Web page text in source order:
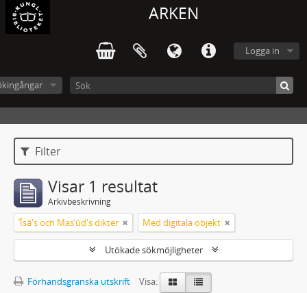
ARKEN
Logga in
Filter
Visar 1 resultat
Arkivbeskrivning
ʼĪsā's och Masʼūd's dikter Med digitala objekt
Utökade sökmöjligheter
Förhandsgranska utskrift
Visa: